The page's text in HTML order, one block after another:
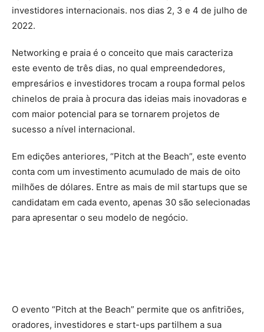
investidores internacionais. nos dias 2, 3 e 4 de julho de
2022.
Networking e praia é o conceito que mais caracteriza
este evento de três dias, no qual empreendedores,
empresários e investidores trocam a roupa formal pelos
chinelos de praia à procura das ideias mais inovadoras e
com maior potencial para se tornarem projetos de
sucesso a nível internacional.
Em edições anteriores, “Pitch at the Beach”, este evento
conta com um investimento acumulado de mais de oito
milhões de dólares. Entre as mais de mil startups que se
candidatam em cada evento, apenas 30 são selecionadas
para apresentar o seu modelo de negócio.
O evento “Pitch at the Beach” permite que os anfitriões,
oradores, investidores e start-ups partilhem a sua